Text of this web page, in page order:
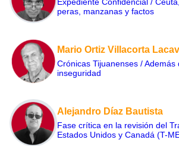
Expediente Confidencial /
peras, manzanas y factos
Mario Ortiz Villacorta
Crónicas Tijuanenses / Además
inseguridad
Alejandro Díaz Bautista
Fase crítica en la revisión del
Estados Unidos y Canadá (T-